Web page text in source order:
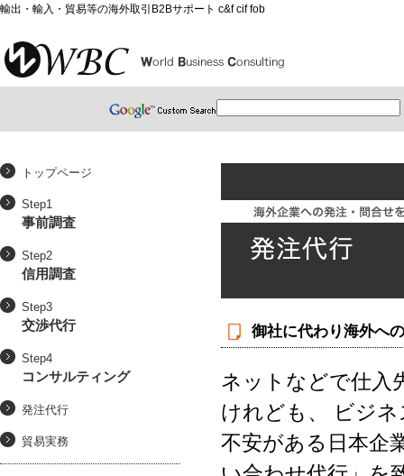
輸出・輸入・貿易等の海外取引B2Bサポート c&f cif fob
御社に代わり海外へ
ネットなどで仕入
けれども、 ビジ
不安がある日本企
トップページ
Step1
事前調査
Step2
信用調査
Step3
交渉代行
Step4
コンサルティング
発注代行
貿易実務